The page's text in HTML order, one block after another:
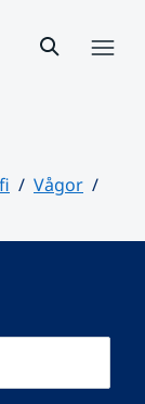
Vågor